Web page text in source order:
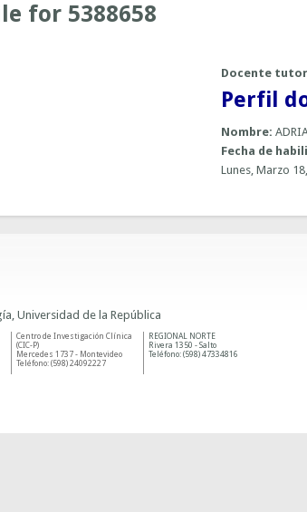
for 5388658
Docente
Perfil
Nombre:
Fecha de
Lunes, Marzo
Universidad de la República
REGIONAL NORTE
Rivera 1350 - Salto
Teléfono: (598) 47334816
Centro de Investigación Clínica
(CIC-P)
Mercedes 1737 - Montevideo
Teléfono: (598) 24092227